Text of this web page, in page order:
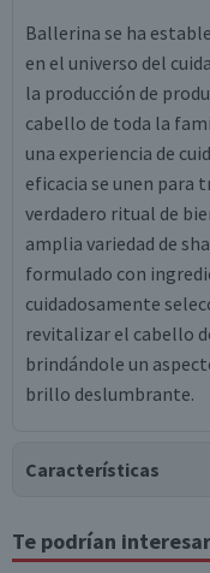
Ballerina se ha
en el universo del
la producción de
cabello de toda la
una experiencia de
eficacia se unen para
verdadero ritual de
amplia variedad de
formulado con
cuidadosamente
revitalizar el cabello
brindándole un
brillo deslumbrante.
Características
Tipo de Producto
Jabones
Te podrían interesar